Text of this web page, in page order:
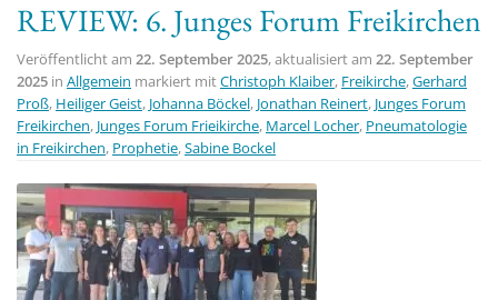
t
i
o
n
REVIEW: 6. Junges Forum Freikirchen
Veröffentlicht am 22. September 2025, aktualisiert am 22. September
2025 in Allgemein markiert mitChristoph Klaiber, Freikirche,Gerhard
Proß, Heiliger Geist, Johanna Böckel, Jonathan Reinert, Junges Forum
Freikirchen, Junges Forum Frieikirche, Marcel Locher, Pneumatologie
in Freikirchen, Prophetie,Sabine Bockel